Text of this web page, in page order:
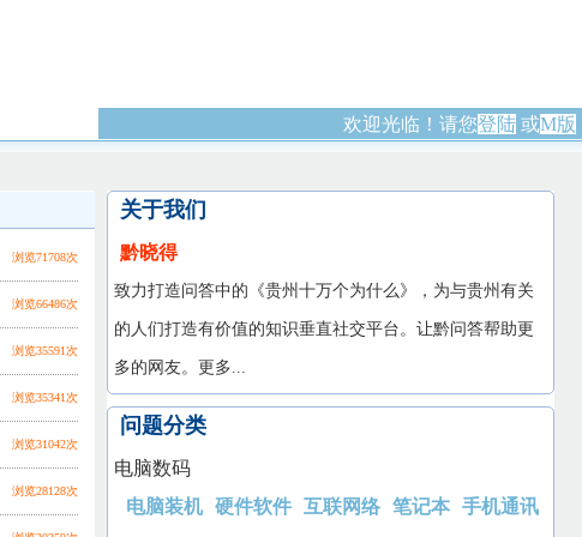
欢迎光临！请您登陆 或M版
浏览71708次
浏览66486次
浏览35591次
浏览35341次
浏览31042次
浏览28128次
关于我们
黔晓得
致力打造问答中的《贵州十万个为什么》，为与贵州有关
的人们打造有价值的知识垂直社交平台。让黔问答帮助更
多的网友。 更多...
问题分类
电脑数码
电脑装机 硬件软件 互联网络 笔记本 手机通讯